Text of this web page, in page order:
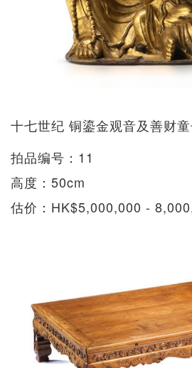
十七世纪 铜鎏金观音及善财
拍品编号：11
高度：50cm
估价：HK$5,000,000 -